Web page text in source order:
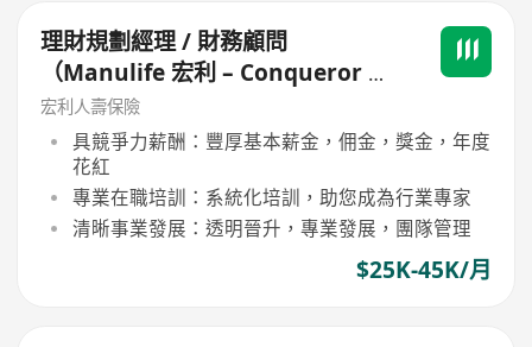
理財規劃經理 / 財務顧問
（Manulife 宏利 – Conqueror 團
隊）
宏利人壽保險
具競爭力薪酬：豐厚基本薪金，佣金，獎金，年度
花紅
專業在職培訓：系統化培訓，助您成為行業專家
清晰事業發展：透明晉升，專業發展，團隊管理
$25K-45K/月